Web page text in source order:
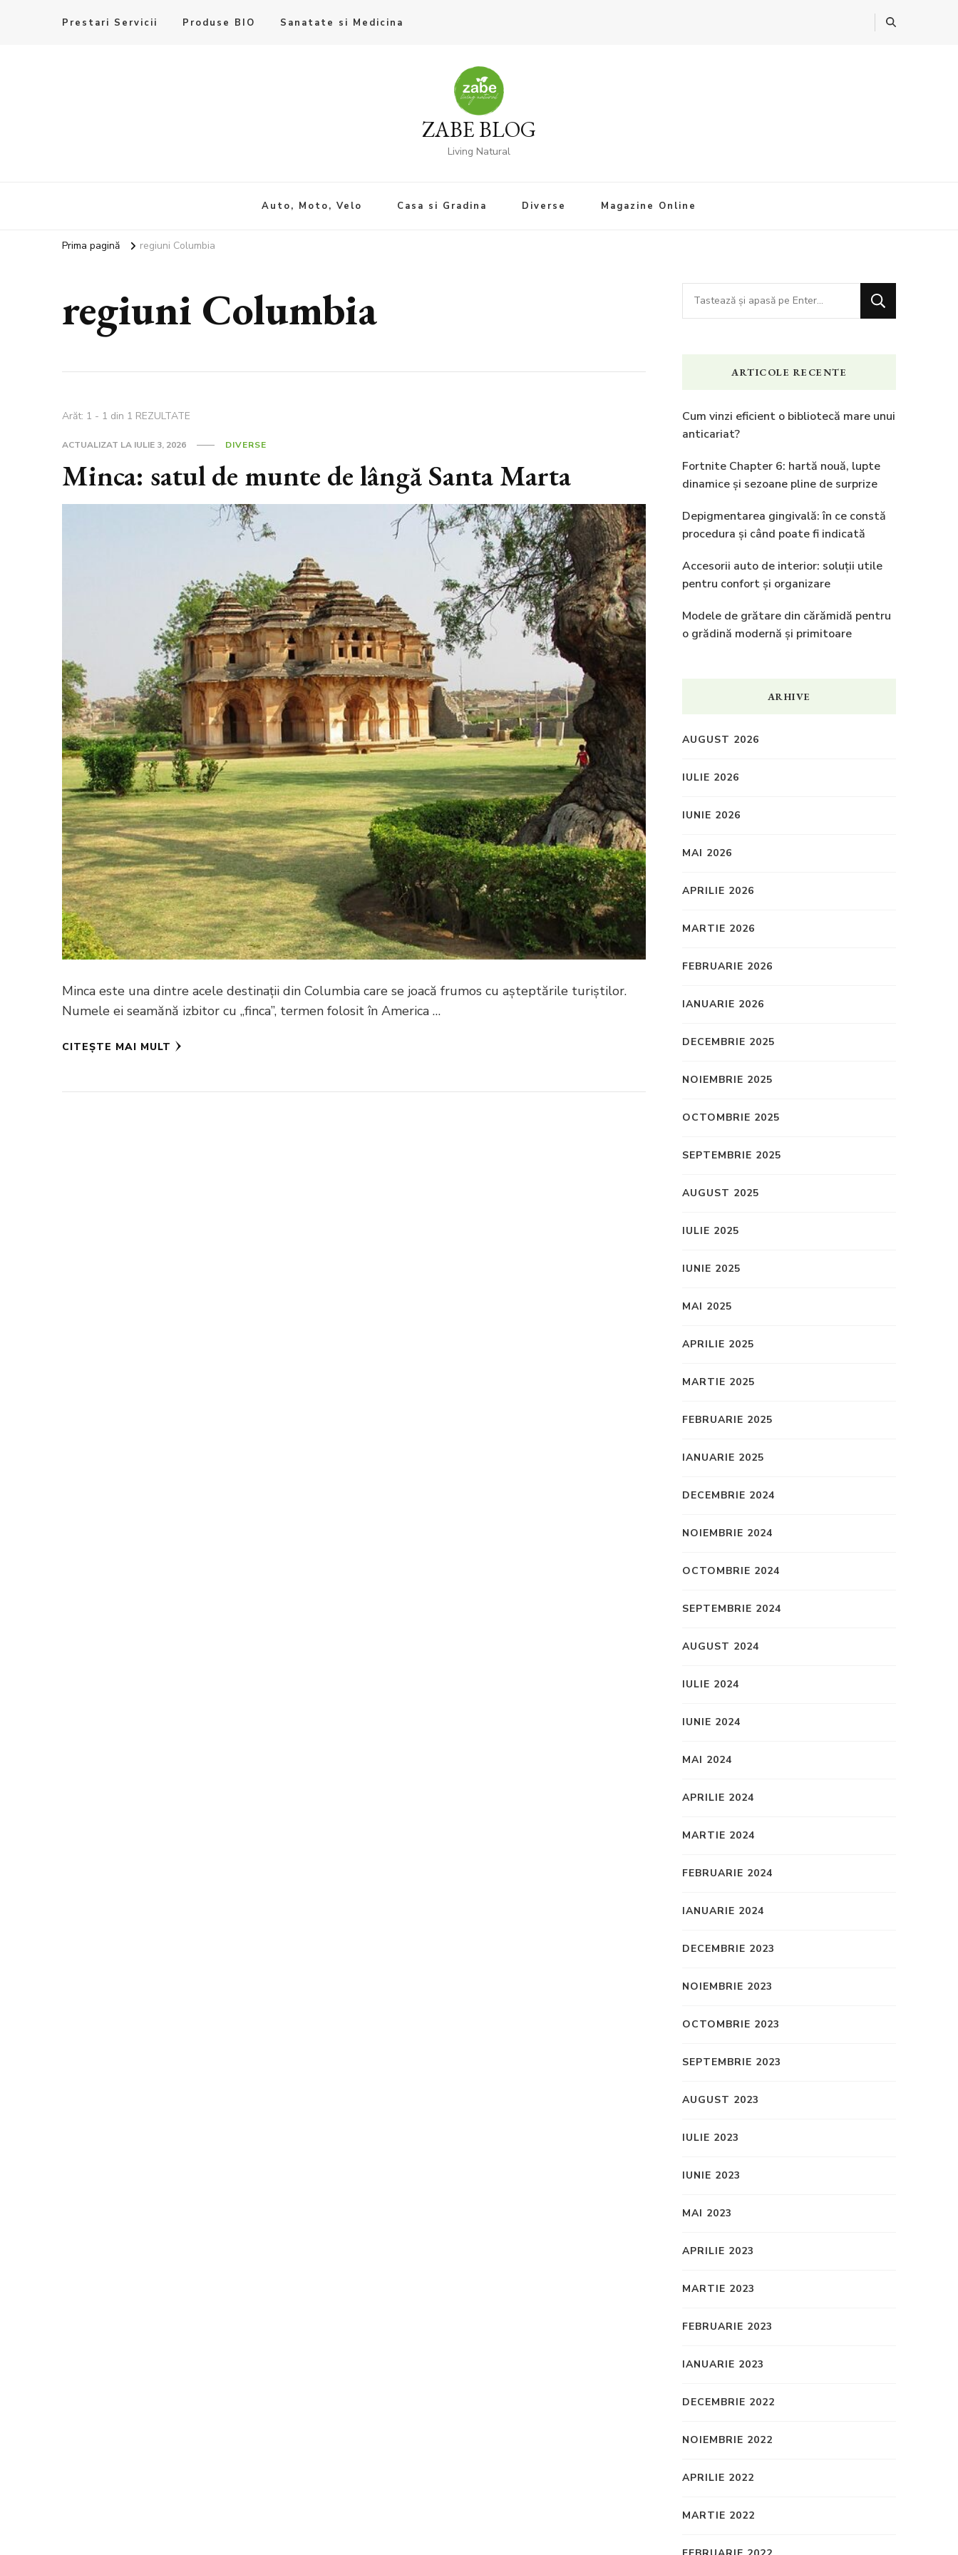
Prestari Servicii Produse BIO Sanatate si Medicina
ZABE BLOG
Living Natural
Auto, Moto, Velo Casa si Gradina Diverse Magazine Online
Prima pagină regiuni Columbia
regiuni Columbia
Arăt: 1 - 1 din 1 REZULTATE
ACTUALIZAT LA IULIE 3, 2026 DIVERSE
Minca: satul de munte de lângă Santa Marta
Minca este una dintre acele destinații din Columbia care se joacă frumos cu așteptările turiștilor.
Numele ei seamănă izbitor cu „finca”, termen folosit în America …
CITEȘTE MAI MULT
Cauți
ceva?
ARTICOLE RECENTE
Cum vinzi eficient o bibliotecă mare unui
anticariat?
Fortnite Chapter 6: hartă nouă, lupte
dinamice și sezoane pline de surprize
Depigmentarea gingivală: în ce constă
procedura și când poate fi indicată
Accesorii auto de interior: soluții utile
pentru confort și organizare
Modele de grătare din cărămidă pentru
o grădină modernă și primitoare
ARHIVE
AUGUST 2026
IULIE 2026
IUNIE 2026
MAI 2026
APRILIE 2026
MARTIE 2026
FEBRUARIE 2026
IANUARIE 2026
DECEMBRIE 2025
NOIEMBRIE 2025
OCTOMBRIE 2025
SEPTEMBRIE 2025
AUGUST 2025
IULIE 2025
IUNIE 2025
MAI 2025
APRILIE 2025
MARTIE 2025
FEBRUARIE 2025
IANUARIE 2025
DECEMBRIE 2024
NOIEMBRIE 2024
OCTOMBRIE 2024
SEPTEMBRIE 2024
AUGUST 2024
IULIE 2024
IUNIE 2024
MAI 2024
APRILIE 2024
MARTIE 2024
FEBRUARIE 2024
IANUARIE 2024
DECEMBRIE 2023
NOIEMBRIE 2023
OCTOMBRIE 2023
SEPTEMBRIE 2023
AUGUST 2023
IULIE 2023
IUNIE 2023
MAI 2023
APRILIE 2023
MARTIE 2023
FEBRUARIE 2023
IANUARIE 2023
DECEMBRIE 2022
NOIEMBRIE 2022
APRILIE 2022
MARTIE 2022